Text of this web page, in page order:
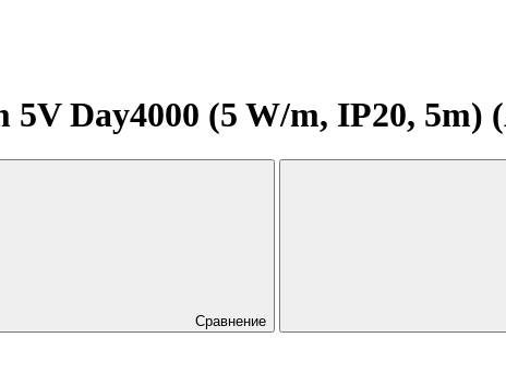
5V Day4000 (5 W/m, IP20,
Сравнение